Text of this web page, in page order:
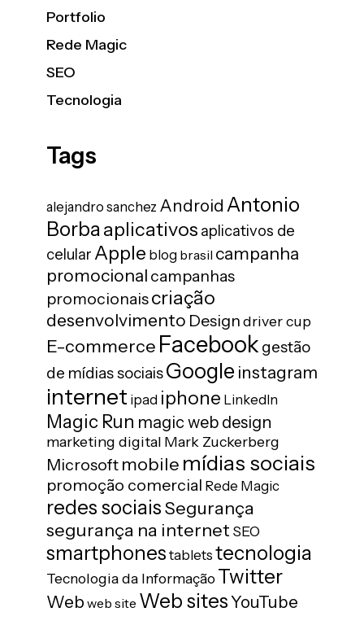
Portfolio
Rede Magic
SEO
Tecnologia
Tags
alejandro sanchez Android Antonio
Borba aplicativos aplicativos de
celular Apple blog brasil campanha
promocional campanhas
promocionaiscriação
desenvolvimento Designdriver cup
E-commerce Facebook gestão
de mídias sociaisGoogle instagram
internet ipad iphone LinkedIn
Magic Run magic web design
marketing digital Mark Zuckerberg
Microsoft mobile mídias sociais
promoção comercial Rede Magic
redes sociaisSegurança
segurança na internet SEO
smartphones tablets tecnologia
Tecnologia da Informação Twitter
Web web site Web sitesYouTube